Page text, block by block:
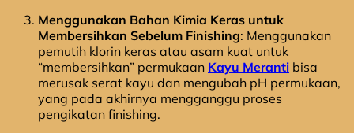
Menggunakan Bahan Kimia Keras untuk
Membersihkan Sebelum Finishing: Menggunakan
pemutih klorin keras atau asam kuat untuk
“membersihkan” permukaan Kayu Meranti bisa
merusak serat kayu dan mengubah pH permukaan,
yang pada akhirnya mengganggu proses
pengikatan finishing.